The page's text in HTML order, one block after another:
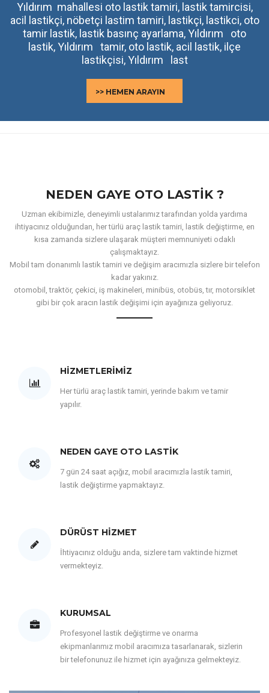
Yıldırım mahallesi oto lastik tamiri, lastik tamircisi,
acil lastikçi, nöbetçi lastim tamiri, lastikçi, lastikci, oto
tamir lastik, lastik basınç ayarlama, Yıldırım oto
lastik, Yıldırım tamir, oto lastik, acil lastik, ilçe
lastikçisi, Yıldırım last
>> HEMEN ARAYIN
NEDEN GAYE OTO LASTIK ?
Uzman ekibimizle, deneyimli ustalarımız tarafından yolda yardıma
ihtiyacınız olduğundan, her türlü araç lastik tamiri, lastik değiştirme, en
kısa zamanda sizlere ulaşarak müşteri memnuniyeti odaklı
çalışmaktayız.
Mobil tam donanımlı lastik tamiri ve değişim aracımızla sizlere bir telefon
kadar yakınız.
otomobil, traktör, çekici, iş makineleri, minibüs, otobüs, tır, motorsiklet
gibi bir çok aracın lastik değişimi için ayağınıza geliyoruz.
HIZMETLERIMIZ
Her türlü araç lastik tamiri, yerinde bakım ve tamir
yapılır.
NEDEN GAYE OTO LASTIK
7 gün 24 saat açığız, mobil aracımızla lastik tamiri,
lastik değiştirme yapmaktayız.
DÜRÜST HIZMET
İhtiyacınız olduğu anda, sizlere tam vaktinde hizmet
vermekteyiz.
KURUMSAL
Profesyonel lastik değiştirme ve onarma
ekipmanlarımız mobil aracımıza tasarlanarak, sizlerin
bir telefonunuz ile hizmet için ayağınıza gelmekteyiz.